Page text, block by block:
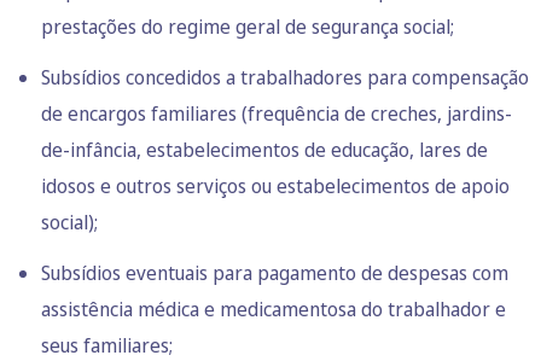
prestações do regime geral de segurança social;
Subsídios concedidos a trabalhadores para compensação
de encargos familiares (frequência de creches, jardins-
de-infância, estabelecimentos de educação, lares de
idosos e outros serviços ou estabelecimentos de apoio
social);
Subsídios eventuais para pagamento de despesas com
assistência médica e medicamentosa do trabalhador e
seus familiares;